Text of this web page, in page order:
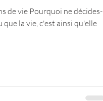
de vie Pourquoi ne décides-
que la vie, c'est ainsi qu'elle